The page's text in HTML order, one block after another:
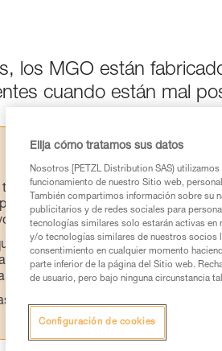
los MGO están
cuando están mal
de los productos utilizados
la información de la ficha
una formación y un
para ejecutar estas
autónoma.
relacionadas con su actividad.
Elija cómo tratamos sus datos
Nosotros [PETZL Distribution SAS)
funcionamiento de nuestro Sitio web,
También compartimos información sobre su
publicitarios y de redes sociales para
tecnologías similares solo estarán activas
y/o tecnologías similares de nuestros socios
consentimiento en cualquier momento
parte inferior de la página del Sitio web.
de usuario, pero bajo ninguna circunstancia
Configuración de cookies